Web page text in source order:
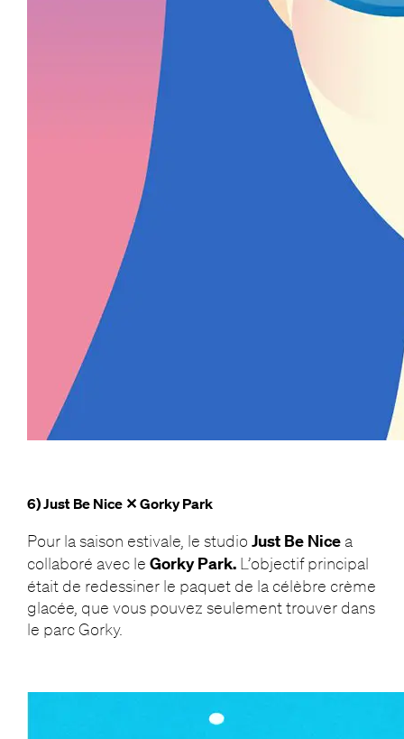
6) Just Be Nice ✕ Gorky Park
Pour la saison estivale, le studio Just Be Nicea
collaboré avec le Gorky Park.L’objectif principal
était de redessiner le paquet de la célèbre crème
glacée, que vous pouvez seulement trouver dans
le parc Gorky.